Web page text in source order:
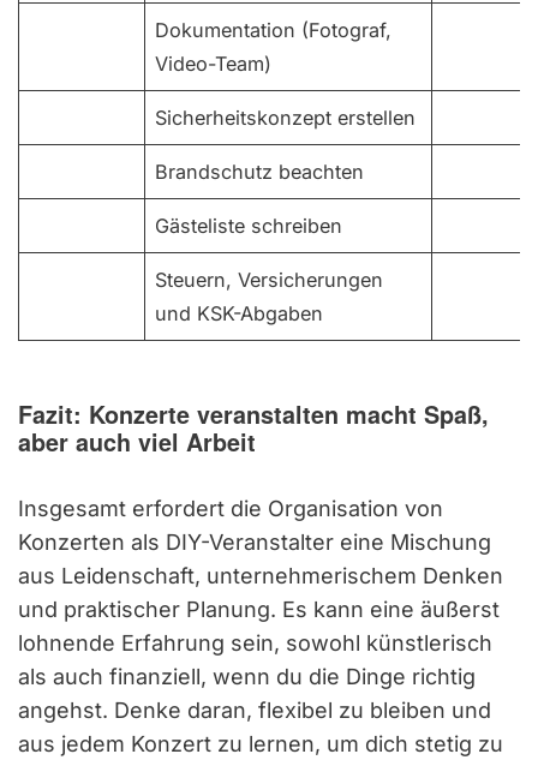
Dokumentation (Fotograf,
Video-Team)
Sicherheitskonzept erstellen
Brandschutz beachten
Gästeliste schreiben
Steuern, Versicherungen
und KSK-Abgaben
Fazit: Konzerte veranstalten macht Spaß,
aber auch viel Arbeit
Insgesamt erfordert die Organisation von
Konzerten als DIY-Veranstalter eine Mischung
aus Leidenschaft, unternehmerischem Denken
und praktischer Planung. Es kann eine äußerst
lohnende Erfahrung sein, sowohl künstlerisch
als auch finanziell, wenn du die Dinge richtig
angehst. Denke daran, flexibel zu bleiben und
aus jedem Konzert zu lernen, um dich stetig zu